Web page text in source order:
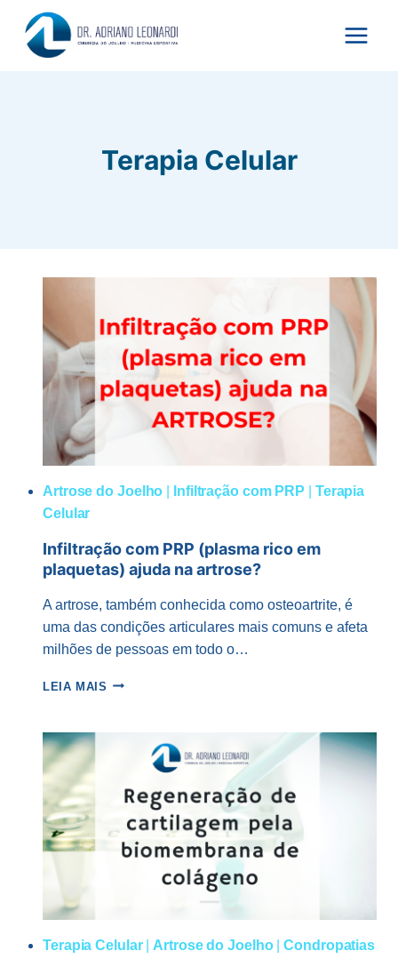
para
Terapia Celular
Artrose do Joelho Infiltração com PRP
Terapia
Celular
Infiltração com PRP (plasma rico em
plaquetas) ajuda na artrose?
A artrose, também conhecida como osteoartrite, é
uma das condições articulares mais comuns e afeta
milhões de pessoas em todo o…
LEIA MAIS INFILTRAÇÃO
PLAQUETAS)
AJUDA
ARTROSE?
Terapia Celular| Artrose do Joelho|Condropatias